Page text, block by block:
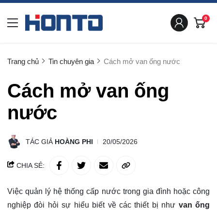
0
Trang chủ Tin chuyên gia Cách mở van ống nước
Cách mở van ống
nước
TÁC GIẢ HOÀNG PHI 20/05/2026
CHIA SẺ:
Việc quản lý hệ thống cấp nước trong gia đình hoặc công
nghiệp đòi hỏi sự hiểu biết về các thiết bị như van ống